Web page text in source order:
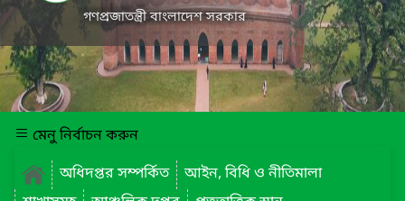
গণপ্রজাতন্ত্রী বাংলাদেশ সরকার
মেনু নির্বাচন করুন
অধিদপ্তর সম্পর্কিত
আইন, বিধি ও নীতিমালা